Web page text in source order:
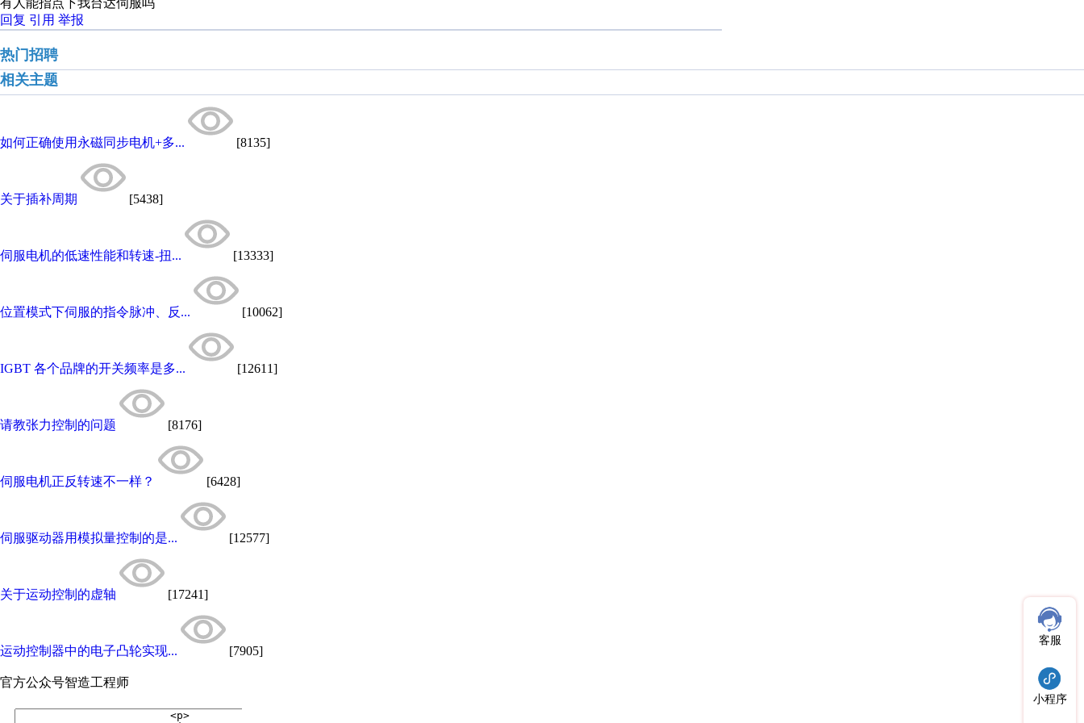
有人能指点下我台达伺服吗
回复 引用 举报
热门招聘
相关主题
如何正确使用永磁同步电机+多... [8135]
关于插补周期 [5438]
伺服电机的低速性能和转速-扭... [13333]
位置模式下伺服的指令脉冲、反... [10062]
IGBT 各个品牌的开关频率是多... [12611]
请教张力控制的问题 [8176]
伺服电机正反转速不一样？ [6428]
伺服驱动器用模拟量控制的是... [12577]
关于运动控制的虚轴 [17241]
运动控制器中的电子凸轮实现... [7905]
官方公众号智造工程师
客服
小程序